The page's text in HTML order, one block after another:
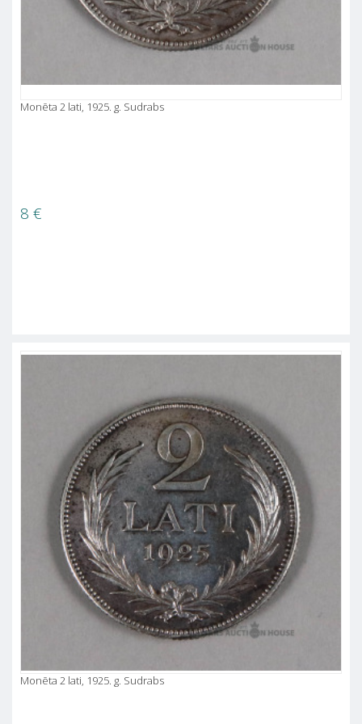
Monēta 2 lati, 1925. g. Sudrabs
8 €
Monēta 2 lati, 1925. g. Sudrabs